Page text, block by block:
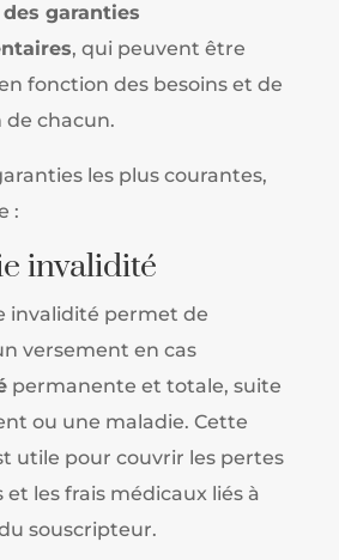
garanties
, qui peuvent être
fonction des besoins et de
de chacun.
les plus courantes,
:
invalidité
invalidité permet de
versement en cas
permanente et totale, suite
ou une maladie. Cette
utile pour couvrir les pertes
et les frais médicaux liés à
souscripteur.